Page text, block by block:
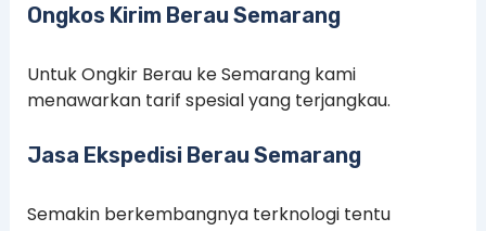
Ongkos Kirim Berau Semarang
Untuk Ongkir Berau ke Semarang kami
menawarkan tarif spesial yang terjangkau.
Jasa Ekspedisi Berau Semarang
Semakin berkembangnya terknologi tentu